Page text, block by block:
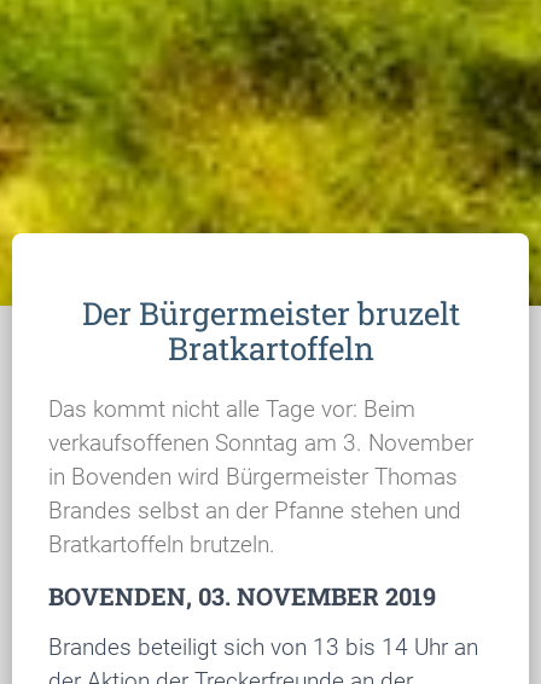
Der Bürgermeister bruzelt
Bratkartoffeln
Das kommt nicht alle Tage vor: Beim
verkaufsoffenen Sonntag am 3. November
in Bovenden wird Bürgermeister Thomas
Brandes selbst an der Pfanne stehen und
Bratkartoffeln brutzeln.
BOVENDEN, 03. NOVEMBER 2019
Brandes beteiligt sich von 13 bis 14 Uhr an